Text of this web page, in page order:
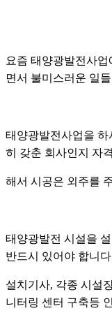
요즘 태양광발전사업
면서 불미스러운 일
태양광발전사업을
히 갖춘 회사인지 자
해서 시공은 외주를
태양광발전 시설을
반드시 있어야 합니
설치기사, 각종 시설
니터링 센터 구축등